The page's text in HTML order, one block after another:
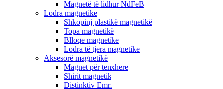
Magnetë të lidhur NdFeB
Lodra magnetike
Shkopinj plastikë magnetikë
Topa magnetikë
Blloqe magnetike
Lodra të tjera magnetike
Aksesorë magnetikë
Magnet për tenxhere
Shirit magnetik
Distinktiv Emri